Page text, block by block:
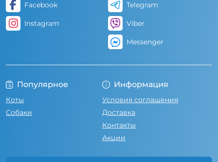
Популярное
Коты
Собаки
Информация
Условия соглашения
Доставка
Контакты
Акции
Facebook
Instagram
Telegram
Viber
Messenger